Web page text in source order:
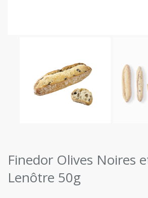
Finedor Olives Noires
Lenôtre 50g